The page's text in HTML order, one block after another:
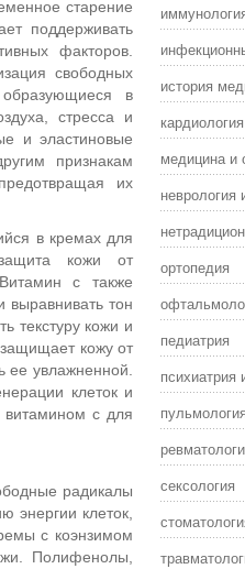
старение
поддерживать
факторов.
свободных
в
стресса и
и эластиновые
признакам
их
в кремах для
кожи от
c также
тон
текстуру кожи и
кожу от
ее увлажненной.
клеток и
витамином c для
радикалы
энергии клеток,
с коэнзимом
Полифенолы,
история
кардиология
медицина и
неврология
ортопедия
педиатрия
психиатрия
сексология